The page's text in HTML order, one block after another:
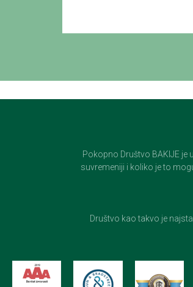
Pokopno Društvo BAKIJE
suvremeniji i koliko je to
Društvo kao takvo je